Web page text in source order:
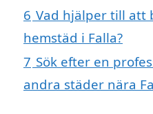
6 Vad hjälper till att
hemstäd i Falla?
7 Sök efter en
andra städer nära